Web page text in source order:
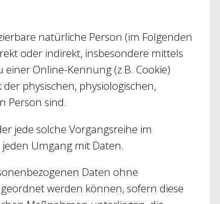
natürliche Person (im Folgenden
oder indirekt, insbesondere mittels
Online-Kennung (z.B. Cookie)
physischen, physiologischen,
Person sind.
jede solche Vorgangsreihe im
Umgang mit Daten.
Daten ohne
werden können, sofern diese